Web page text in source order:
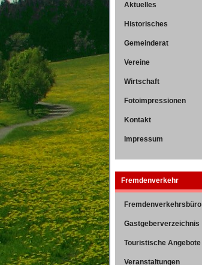
Aktuelles
Historisches
Gemeinderat
Vereine
Wirtschaft
Fotoimpressionen
Kontakt
Impressum
Fremdenverkehr
Fremdenverkehrsbüro
Gastgeberverzeichnis
Touristische Angebote
Veranstaltungen